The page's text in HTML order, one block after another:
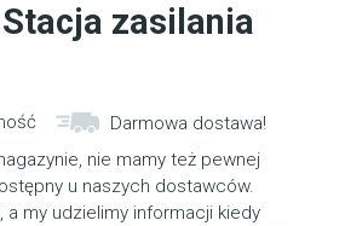
Stacja zasilania
Darmowa dostawa!
nie mamy też pewnej
u naszych dostawców.
a my udzielimy informacji kiedy